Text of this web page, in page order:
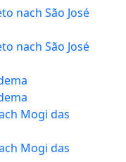
nach São José
nach São José
Mogi das
Mogi das